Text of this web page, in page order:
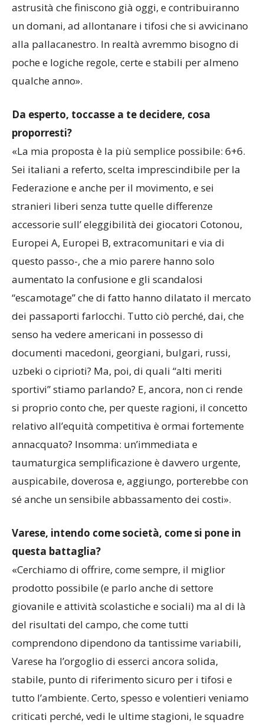
astrusità che finiscono già oggi, e contribuiranno
un domani, ad allontanare i tifosi che si avvicinano
alla pallacanestro. In realtà avremmo bisogno di
poche e logiche regole, certe e stabili per almeno
qualche anno».
Da esperto, toccasse a te decidere, cosa
proporresti?
«La mia proposta è la più semplice possibile: 6+6.
Sei italiani a referto, scelta imprescindibile per la
Federazione e anche per il movimento, e sei
stranieri liberi senza tutte quelle differenze
accessorie sull’ eleggibilità dei giocatori Cotonou,
Europei A, Europei B, extracomunitari e via di
questo passo-, che a mio parere hanno solo
aumentato la confusione e gli scandalosi
“escamotage” che di fatto hanno dilatato il mercato
dei passaporti farlocchi. Tutto ciò perché, dai, che
senso ha vedere americani in possesso di
documenti macedoni, georgiani, bulgari, russi,
uzbeki o ciprioti? Ma, poi, di quali “alti meriti
sportivi” stiamo parlando? E, ancora, non ci rende
si proprio conto che, per queste ragioni, il concetto
relativo all’equità competitiva è ormai fortemente
annacquato? Insomma: un’immediata e
taumaturgica semplificazione è davvero urgente,
auspicabile, doverosa e, aggiungo, porterebbe con
sé anche un sensibile abbassamento dei costi».
Varese, intendo come società, come si pone in
questa battaglia?
«Cerchiamo di offrire, come sempre, il miglior
prodotto possibile (e parlo anche di settore
giovanile e attività scolastiche e sociali) ma al di là
del risultati del campo, che come tutti
comprendono dipendono da tantissime variabili,
Varese ha l’orgoglio di esserci ancora solida,
stabile, punto di riferimento sicuro per i tifosi e
tutto l’ambiente. Certo, spesso e volentieri veniamo
criticati perché, vedi le ultime stagioni, le squadre